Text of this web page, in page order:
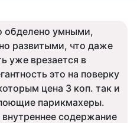
обделено умными,
развитыми, что даже
уже врезается в
это на поверку
цена 3 коп. так и
парикмахеры.
внутреннее содержание